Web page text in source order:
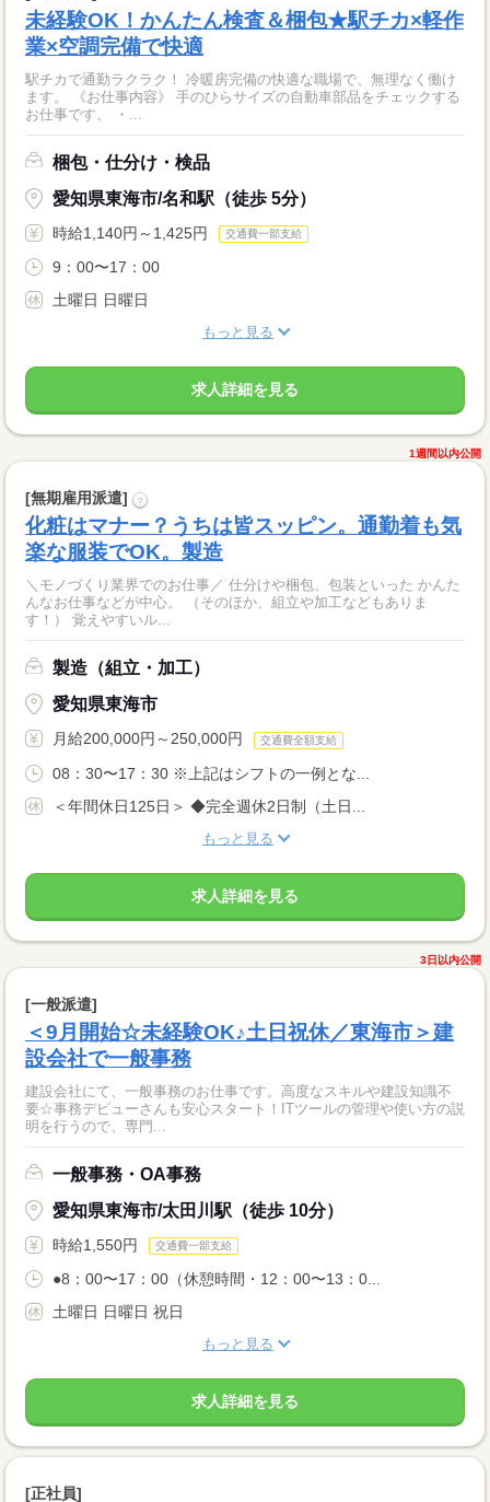
未経験OK！かんたん検査＆梱包★駅チカ×軽作
業×空調完備で快適
駅チカで通勤ラクラク！ 冷暖房完備の快適な職場で、無理なく働け
ます。 《お仕事内容》 手のひらサイズの自動車部品をチェックする
お仕事です。 ・...
梱包・仕分け・検品
愛知県東海市/名和駅（徒歩 5分）
時給1,140円～1,425円 交通費一部支給
9：00〜17：00
土曜日 日曜日
もっと見る
求人詳細を見る
1週間以内公開
[無期雇用派遣] ?
化粧はマナー？うちは皆スッピン。通勤着も気
楽な服装でOK。製造
＼モノづくり業界でのお仕事／ 仕分けや梱包、包装といった かんた
んなお仕事などが中心。 （そのほか、組立や加工などもありま
す！） 覚えやすいル...
製造（組立・加工）
愛知県東海市
月給200,000円～250,000円 交通費全額支給
08：30〜17：30 ※上記はシフトの一例とな...
＜年間休日125日＞ ◆完全週休2日制（土日...
もっと見る
求人詳細を見る
3日以内公開
[一般派遣]
＜9月開始☆未経験OK♪土日祝休／東海市＞建
設会社で一般事務
建設会社にて、一般事務のお仕事です。高度なスキルや建設知識不
要☆事務デビューさんも安心スタート！ITツールの管理や使い方の説
明を行うので、専門...
一般事務・OA事務
愛知県東海市/太田川駅（徒歩 10分）
時給1,550円 交通費一部支給
●8：00〜17：00（休憩時間・12：00〜13：0...
土曜日 日曜日 祝日
もっと見る
求人詳細を見る
[正社員]